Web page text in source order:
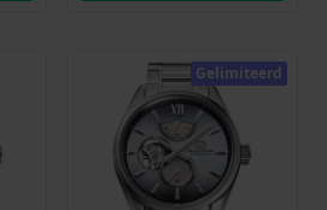
Gelimiteerd